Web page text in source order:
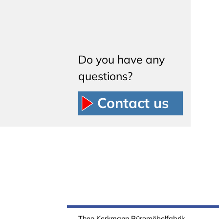
Do you have any
questions?
Contact us